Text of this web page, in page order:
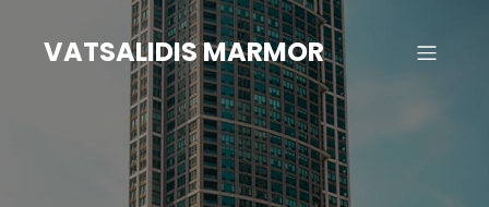
springenVATSALIDIS MARMOR